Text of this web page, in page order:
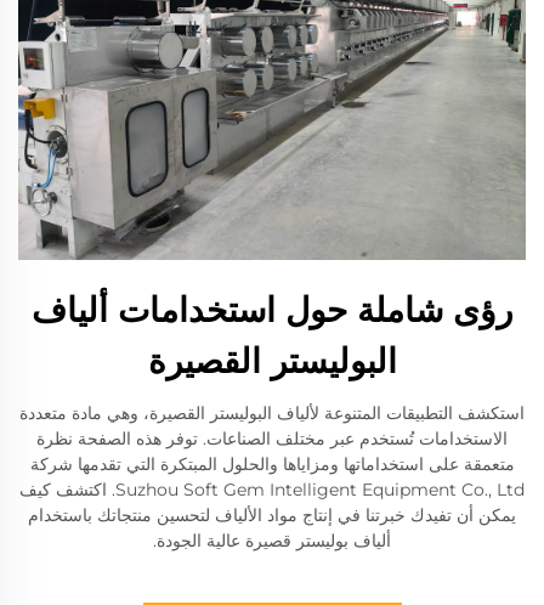
رؤى شاملة حول استخدامات ألياف
البوليستر القصيرة
استكشف التطبيقات المتنوعة لألياف البوليستر القصيرة، وهي مادة متعددة
الاستخدامات تُستخدم عبر مختلف الصناعات. توفر هذه الصفحة نظرة
متعمقة على استخداماتها ومزاياها والحلول المبتكرة التي تقدمها شركة
Suzhou Soft Gem Intelligent Equipment Co., Ltd. اكتشف كيف
يمكن أن تفيدك خبرتنا في إنتاج مواد الألياف لتحسين منتجاتك باستخدام
ألياف بوليستر قصيرة عالية الجودة.